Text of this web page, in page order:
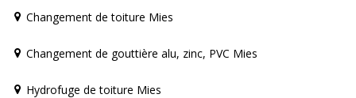
Changement de toiture Mies
Changement de gouttière alu, zinc, PVC Mies
Hydrofuge de toiture Mies